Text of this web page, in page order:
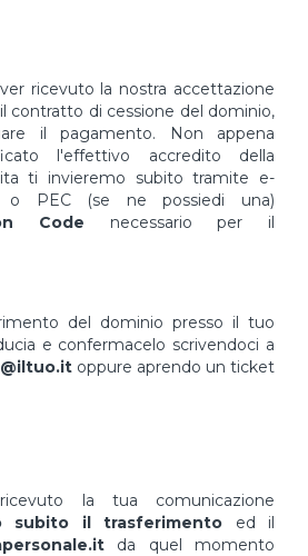
ricevuto la nostra accettazione
contratto di cessione del dominio,
il pagamento. Non appena
l'effettivo accredito della
ti invieremo subito tramite e-
o PEC (se ne possiedi una)
Code necessario per il
del dominio presso il tuo
e confermacelo scrivendoci a
oppure aprendo un ticket
la tua comunicazione
subito il trasferimento ed il
da quel momento